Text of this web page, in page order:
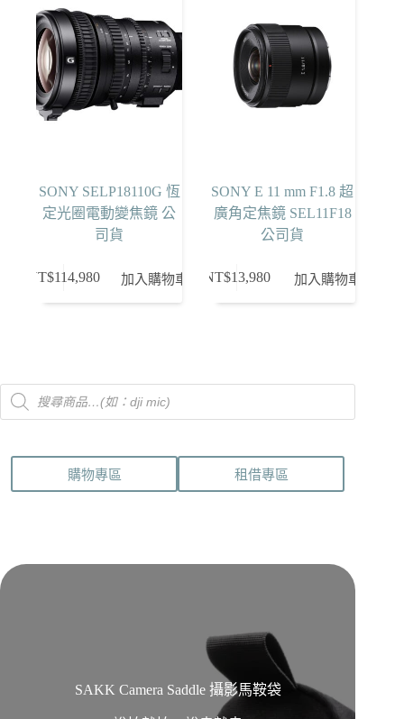
SONY SELP18110G 恆
定光圈電動變焦鏡 公
司貨
NT$114,980 加入購物車
SONY E 11 mm F1.8 超
廣角定焦鏡 SEL11F18
公司貨
NT$13,980 加入購物車
Products
search
購物專區 租借專區
SAKK Camera Saddle 攝影馬鞍袋